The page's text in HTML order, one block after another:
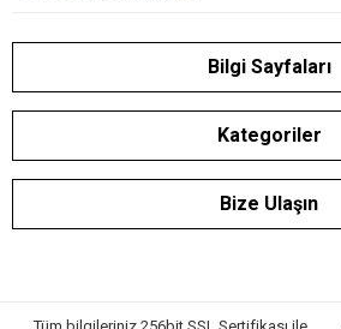
Bilgi Sayfaları
Kategoriler
Bize Ulaşın